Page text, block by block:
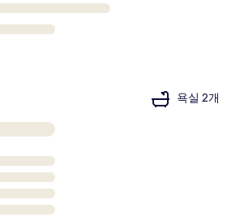
욕실 2개